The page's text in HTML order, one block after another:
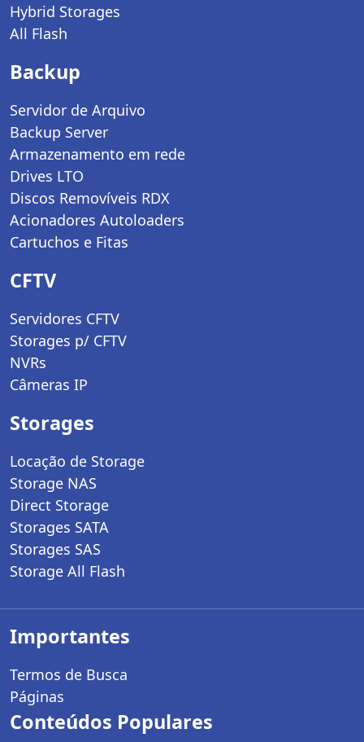
Hybrid Storages
All Flash
Backup
Servidor de Arquivo
Backup Server
Armazenamento em rede
Drives LTO
Discos Removíveis RDX
Acionadores Autoloaders
Cartuchos e Fitas
CFTV
Servidores CFTV
Storages p/ CFTV
NVRs
Câmeras IP
Storages
Locação de Storage
Storage NAS
Direct Storage
Storages SATA
Storages SAS
Storage All Flash
Importantes
Termos de Busca
Páginas
Conteúdos Populares